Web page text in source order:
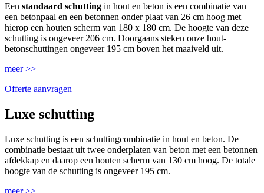
Een standaard schutting in hout en beton is een combinatie van
een betonpaal en een betonnen onder plaat van 26 cm hoog met
hierop een houten scherm van 180 x 180 cm. De hoogte van deze
schutting is ongeveer 206 cm. Doorgaans steken onze hout-
betonschuttingen ongeveer 195 cm boven het maaiveld uit.
meer >>
Offerte aanvragen
Luxe schutting
Luxe schutting is een schuttingcombinatie in hout en beton. De
combinatie bestaat uit twee onderplaten van beton met een betonnen
afdekkap en daarop een houten scherm van 130 cm hoog. De totale
hoogte van de schutting is ongeveer 195 cm.
meer >>